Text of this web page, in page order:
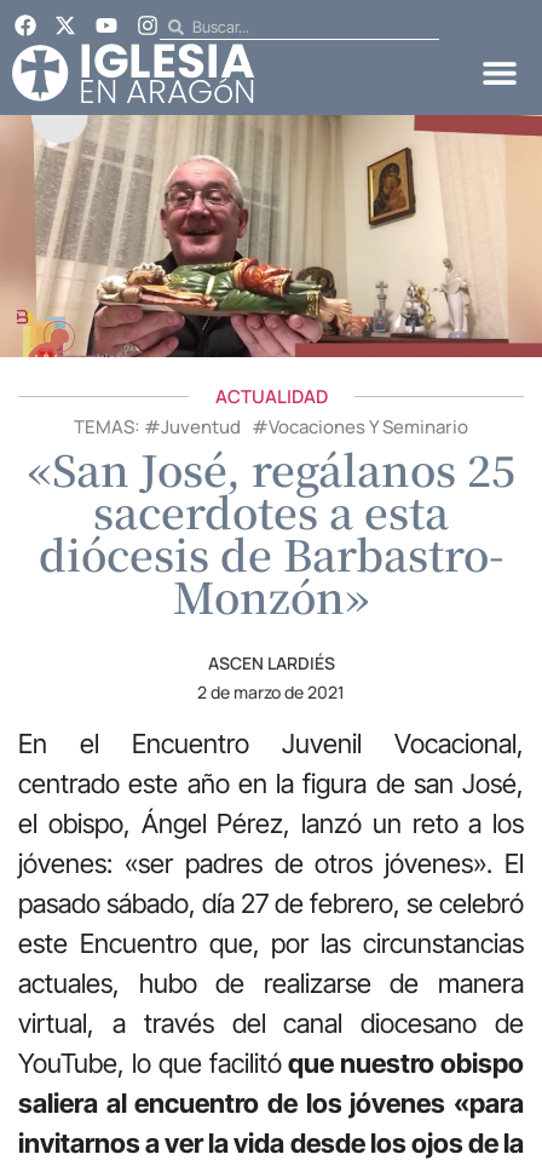
ACTUALIDAD
TEMAS: #Juventud #Vocaciones Y Seminario
«San José, regálanos 25
sacerdotes a esta
diócesis de Barbastro-
Monzón»
ASCEN LARDIÉS
2 de marzo de 2021
En el Encuentro Juvenil Vocacional,
centrado este año en la figura de san José,
el obispo, Ángel Pérez, lanzó un reto a los
jóvenes: «ser padres de otros jóvenes». El
pasado sábado, día 27 de febrero, se celebró
este Encuentro que, por las circunstancias
actuales, hubo de realizarse de manera
virtual, a través del canal diocesano de
YouTube, lo que facilitóque nuestro obispo
saliera al encuentro de los jóvenes «para
invitarnos a ver la vida desde los ojos de la